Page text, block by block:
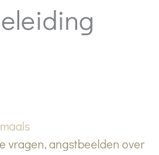
vragen, angstbeelden over